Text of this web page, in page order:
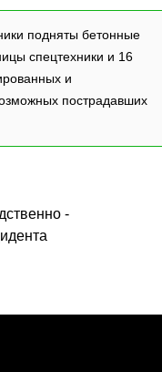
подняты бетонные
спецтехники и 16
и
пострадавших
-